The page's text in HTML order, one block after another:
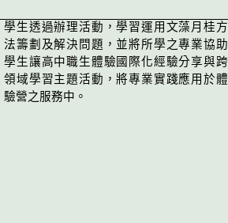
學生透過辦理活動，學習運用文藻月桂方
法籌劃及解決問題，並將所學之專業協助
學生讓高中職生體驗國際化經驗分享與跨
領域學習主題活動，將專業實踐應用於體
驗營之服務中。